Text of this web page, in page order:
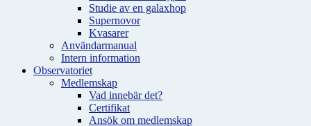
Studie av en galaxhop
Supernovor
Kvasarer
Användarmanual
Intern information
Observatoriet
Medlemskap
Vad innebär det?
Certifikat
Ansök om medlemskap